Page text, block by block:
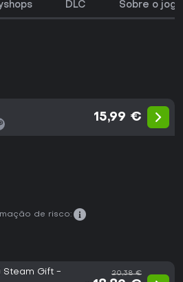
DLC Sobre o jogo
15,99 €
de risco:
Steam Gift -
20,38 €